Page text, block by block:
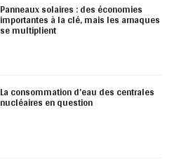
Panneaux solaires : des économies
importantes à la clé, mais les arnaques
se multiplient
La consommation d’eau des centrales
nucléaires en question